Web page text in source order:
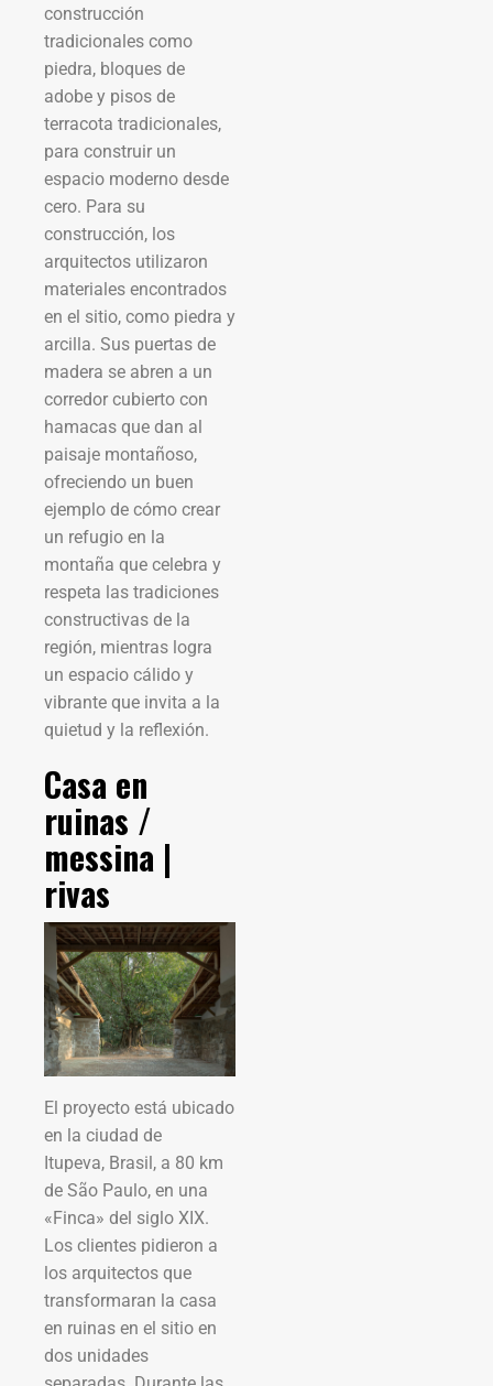
construcción
tradicionales como
piedra, bloques de
adobe y pisos de
terracota tradicionales,
para construir un
espacio moderno desde
cero. Para su
construcción, los
arquitectos utilizaron
materiales encontrados
en el sitio, como piedra y
arcilla. Sus puertas de
madera se abren a un
corredor cubierto con
hamacas que dan al
paisaje montañoso,
ofreciendo un buen
ejemplo de cómo crear
un refugio en la
montaña que celebra y
respeta las tradiciones
constructivas de la
región, mientras logra
un espacio cálido y
vibrante que invita a la
quietud y la reflexión.
Casa en
ruinas /
messina |
rivas
El proyecto está ubicado
en la ciudad de
Itupeva, Brasil, a 80 km
de São Paulo, en una
«Finca» del siglo XIX.
Los clientes pidieron a
los arquitectos que
transformaran la casa
en ruinas en el sitio en
dos unidades